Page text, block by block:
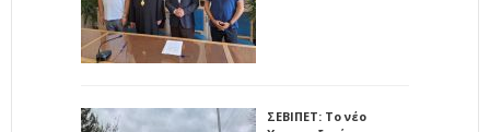
ΣΕΒΙΠΕΤ: Το νέο